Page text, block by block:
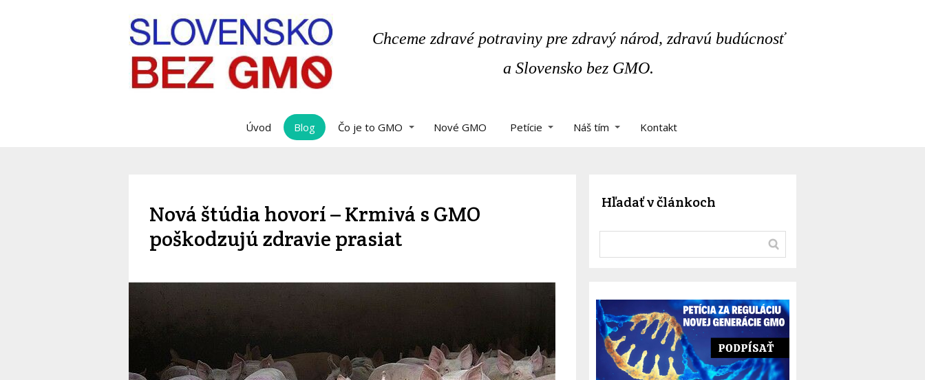
Chceme zdravé potraviny pre zdravý národ, zdravú budúcnosť
a Slovensko bez GMO.
Úvod Blog Čo je to GMO Nové GMO Petície Náš tím Kontakt
Nová štúdia hovorí – Krmivá s GMO
poškodzujú zdravie prasiat
Hľadať v článkoch